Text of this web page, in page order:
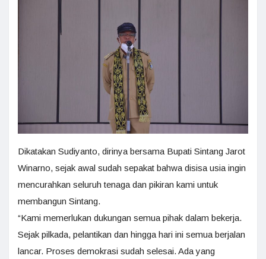
Dikatakan Sudiyanto, dirinya bersama Bupati Sintang Jarot
Winarno, sejak awal sudah sepakat bahwa disisa usia ingin
mencurahkan seluruh tenaga dan pikiran kami untuk
membangun Sintang.
“Kami memerlukan dukungan semua pihak dalam bekerja.
Sejak pilkada, pelantikan dan hingga hari ini semua berjalan
lancar. Proses demokrasi sudah selesai. Ada yang